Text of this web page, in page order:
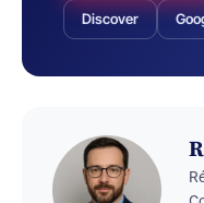
Discover